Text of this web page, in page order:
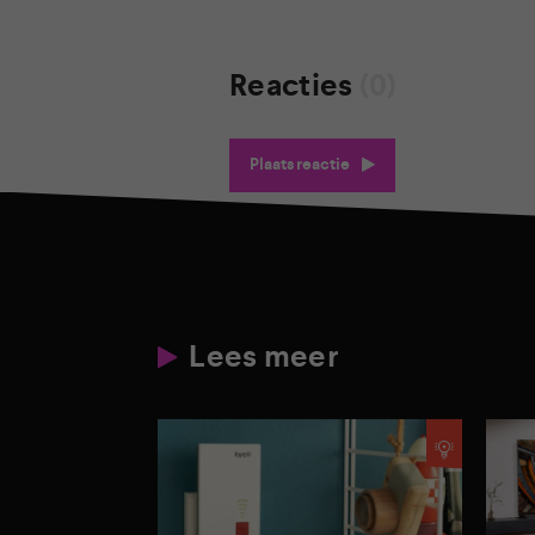
Reacties
Plaats reactie
Lees meer